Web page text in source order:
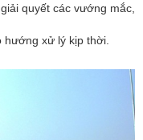
quyết các vướng mắc,
hướng xử lý kịp thời.